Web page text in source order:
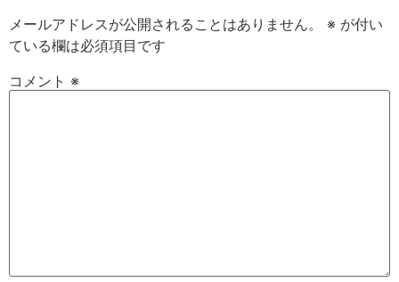
メールアドレスが公開されることはありません。 ※ が付い
ている欄は必須項目です
コメント ※